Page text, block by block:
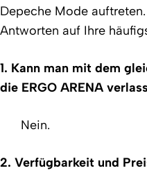
Depeche Mode
Antworten auf Ihre
1. Kann man mit dem
die ERGO ARENA
Nein.
2. Verfügbarkeit und